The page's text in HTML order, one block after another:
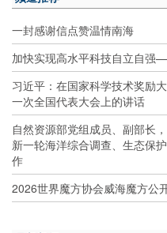
一封感谢信点赞温情南海
加快实现高水平科技自立自强
习近平：在国家科学技术奖励
一次全国代表大会上的讲话
自然资源部党组成员、副部长
新一轮海洋综合调查、生态保
作
2026世界魔方协会威海魔方公